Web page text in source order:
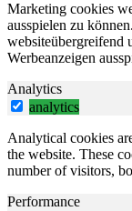
Marketing cookies
ausspielen zu
websiteübergreifend
Werbeanzeigen
Analytics
analytics
Analytical cookies
the website. These
number of visitors,
Performance